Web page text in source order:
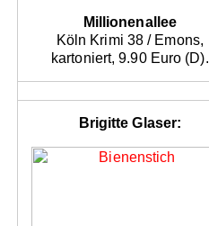
Millionenallee
Köln Krimi 38 / Emons,
kartoniert, 9.90 Euro (D).
Brigitte Glaser: